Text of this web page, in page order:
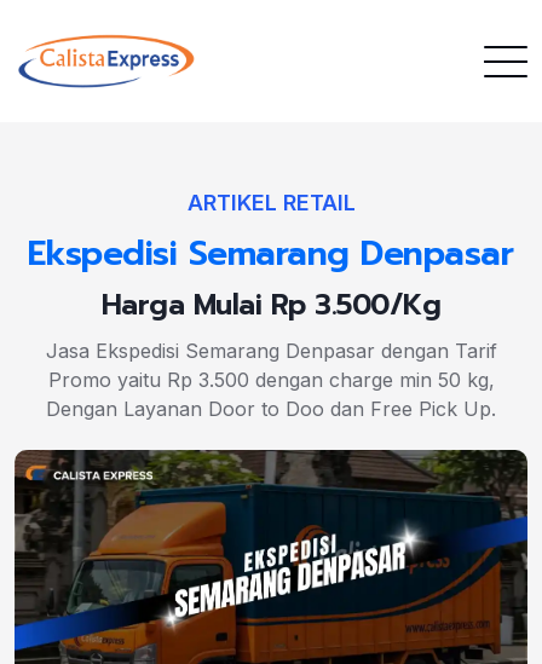
ARTIKEL RETAIL
Ekspedisi Semarang Denpasar
Harga Mulai Rp 3.500/Kg
Jasa Ekspedisi Semarang Denpasar dengan Tarif
Promo yaitu Rp 3.500 dengan charge min 50 kg,
Dengan Layanan Door to Doo dan Free Pick Up.